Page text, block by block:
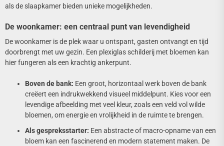
als de slaapkamer bieden unieke mogelijkheden.
De woonkamer: een centraal punt van levendigheid
De woonkamer is de plek waar u ontspant, gasten ontvangt en tijd
doorbrengt met uw gezin. Een plexiglas schilderij met bloemen kan
hier fungeren als een krachtig ankerpunt.
Boven de bank: Een groot, horizontaal werk boven de bank
creëert een indrukwekkend visueel middelpunt. Kies voor een
levendige afbeelding met veel kleur, zoals een veld vol wilde
bloemen, om energie en vrolijkheid in de ruimte te brengen.
Als gespreksstarter: Een abstracte of macro-opname van een
bloem kan een fascinerend en modern statement maken. De